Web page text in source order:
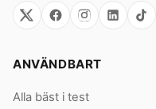
ANVÄNDBART
Alla bäst i test